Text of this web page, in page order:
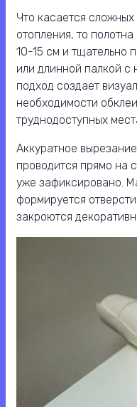
Что касается
отопления, то
10-15 см и тщательно
или длинной палкой с
подход создает
необходимости
труднодоступных
Аккуратное
проводится прямо на
уже зафиксировано.
формируется
закроются